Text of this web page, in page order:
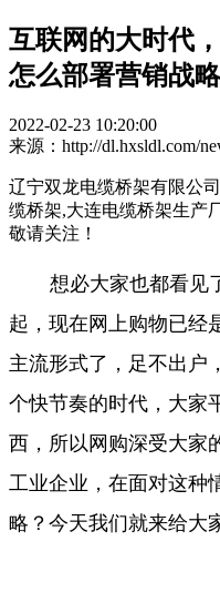
互联网的大时代
怎么部署营销战
2022-02-23 10:20:00
来源：http://dl.hxsldl.com/
辽宁双龙电缆桥架有限公
缆桥架,大连电缆桥架生产
敬请关注！
想必大家也都看见
起，现在网上购物已经
主流形式了，足不出户
个快节奏的时代，大家
西，所以网购深受大家
工业企业，在面对这种
略？今天我们就来给大